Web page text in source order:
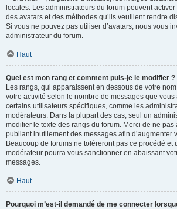
locales. Les administrateurs du forum peuvent
des avatars et des méthodes qu’ils veuillent rendre
Si vous ne pouvez pas utiliser d’avatars, nous vous
administrateur du forum.
Haut
Quel est mon rang et comment puis-je le modifier ?
Les rangs, qui apparaissent en dessous de votre
votre activité selon le nombre de messages que
certains utilisateurs spécifiques, comme les
modérateurs. Dans la plupart des cas, seul un
modifier le texte des rangs du forum. Merci de ne pas
publiant inutilement des messages afin d’augmenter
Beaucoup de forums ne toléreront pas ce procédé et
modérateur pourra vous sanctionner en abaissant
messages.
Haut
Pourquoi m’est-il demandé de me connecter